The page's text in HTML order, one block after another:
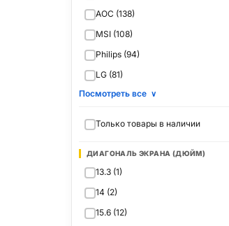
AOC (138)
MSI (108)
Philips (94)
LG (81)
Посмотреть все ∨
Только товары в наличии
ДИАГОНАЛЬ ЭКРАНА (ДЮЙМ)
13.3 (1)
14 (2)
15.6 (12)